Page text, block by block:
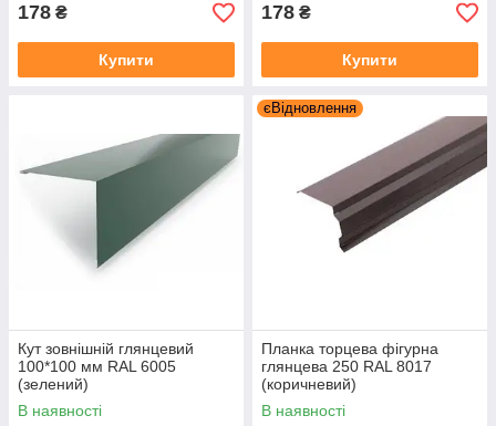
178 ₴
Купити
178 ₴
Купити
Кут зовнішній глянцевий
100*100 мм RAL 6005
(зелений)
В наявності
єВідновлення
Планка торцева фігурна
глянцева 250 RAL 8017
(коричневий)
В наявності